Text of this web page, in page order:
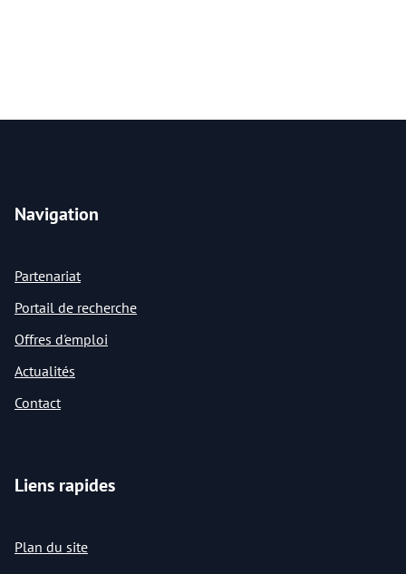
Navigation
Partenariat
Portail de recherche
Offres d'emploi
Actualités
Contact
Liens rapides
Plan du site